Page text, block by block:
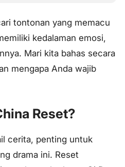
tontonan yang memacu
kedalaman emosi,
Mari kita bahas secara
mengapa Anda wajib
Reset?
cerita, penting untuk
drama ini. Reset